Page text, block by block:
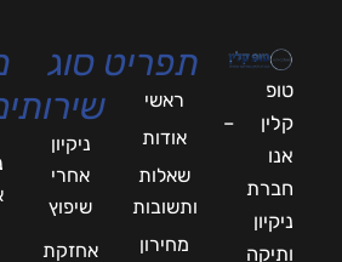
טופ
קלין –
אנו
חברת
ניקיון
ותיקה
תפריט
ראשי
אודות
שאלות
ותשובות
מחירון
סוג
ניקיון
אחרי
שיפוץ
אחזקת